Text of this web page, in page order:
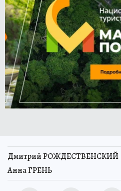
Дмитрий РОЖДЕСТВЕНСКИЙ
Анна ГРЕНЬ